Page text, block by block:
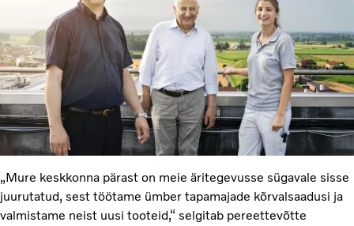
„Mure keskkonna pärast on meie äritegevusse sügavale sisse
juurutatud, sest töötame ümber tapamajade kõrvalsaadusi ja
valmistame neist uusi tooteid,“ selgitab pereettevõtte